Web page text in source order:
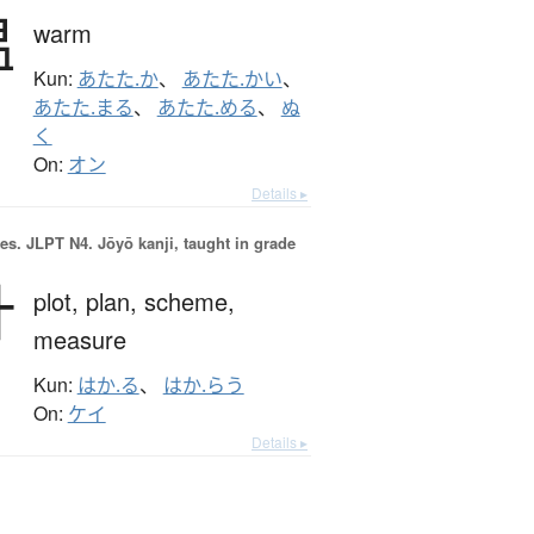
warm
Kun: あたた.か、 あたた.かい、
あたた.まる、 あたた.める、 ぬ
く
On: オン
Details ▸
JLPT N4. Jōyō kanji, taught in grade
plot, plan, scheme,
measure
Kun: はか.る、 はか.らう
On: ケイ
Details ▸